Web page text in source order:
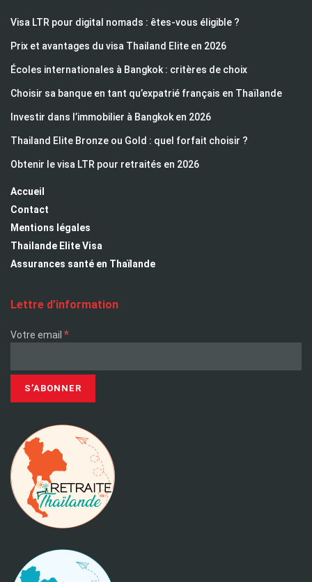
Visa LTR pour digital nomads : êtes-vous éligible ?
Prix et avantages du visa Thailand Elite en 2026
Écoles internationales à Bangkok : critères de choix
Choisir sa banque en tant qu’expatrié français en Thaïlande
Investir dans l’immobilier à Bangkok en 2026
Thailand Elite Bronze ou Gold : quel forfait choisir ?
Obtenir le visa LTR pour retraités en 2026
Accueil
Contact
Mentions légales
Thailande Elite Visa
Assurances santé en Thaïlande
Lettre d’information
Votre email *